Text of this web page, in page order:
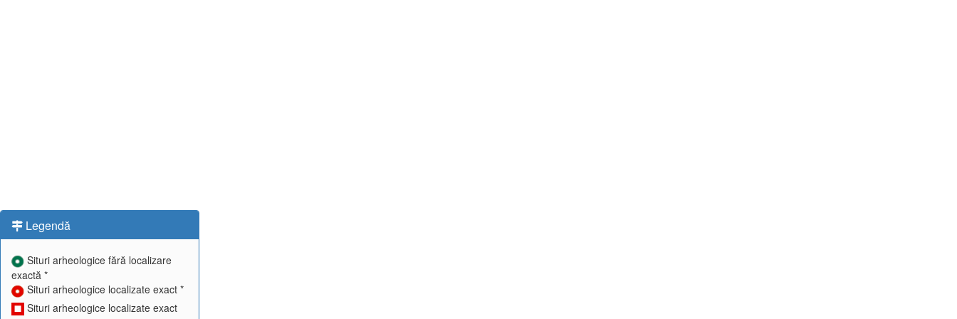
Legendă
Situri arheologice fără localizare
exactă *
Situri arheologice localizate exact *
Situri arheologice localizate exact